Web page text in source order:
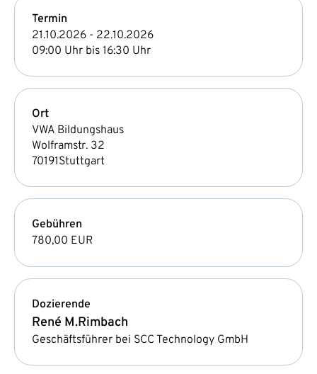
Termin
21.10.2026 - 22.10.2026
09:00 Uhr bis 16:30 Uhr
Ort
VWA Bildungshaus
Wolframstr. 32
70191Stuttgart
Gebühren
780,00 EUR
Dozierende
René M.Rimbach
Geschäftsführer bei SCC Technology GmbH